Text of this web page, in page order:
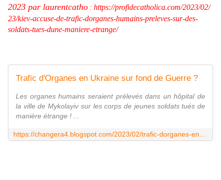
2023 par laurentcatho : https://profidecatholica.com/2023/02/
23/kiev-accuse-de-trafic-dorganes-humains-preleves-sur-des-
soldats-tues-dune-maniere-etrange/
Trafic d'Organes en Ukraine sur fond de Guerre ?
Les organes humains seraient prélevés dans un hôpital de
la ville de Mykolayiv sur les corps de jeunes soldats tués de
manière étrange ! ...